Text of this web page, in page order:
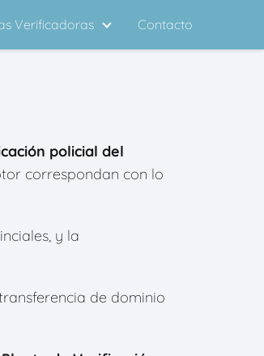
Verificadoras Contacto
policial del
correspondan con lo
y la
de dominio